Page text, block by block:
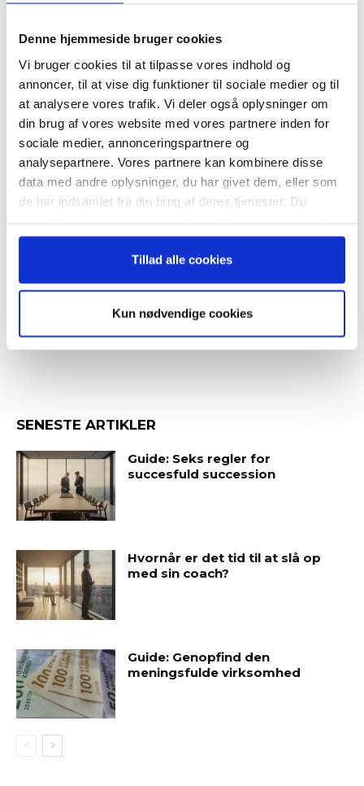
Denne hjemmeside bruger cookies
Vi bruger cookies til at tilpasse vores indhold og
annoncer, til at vise dig funktioner til sociale medier og til
at analysere vores trafik. Vi deler også oplysninger om
din brug af vores website med vores partnere inden for
sociale medier, annonceringspartnere og
analysepartnere. Vores partnere kan kombinere disse
data med andre oplysninger, du har givet dem, eller som
de har indsamlet fra din brug af deres tjenester. Du
anvende vores hjemmeside.
Tillad alle cookies
Kun nødvendige cookies
RELATEREDE ARTIKLER
Guide: Seks regler for
succesfuld succession
Hvornår er det tid til at slå op
SENESTE ARTIKLER
Guide: Seks regler for
succesfuld succession
Hvornår er det tid til at slå op
med sin coach?
Guide: Genopfind den
meningsfulde virksomhed
Tilmeld dig vores
nyhedsbrev
– og modtag Ole Borchs bog
“Succes i en dansk bestyrelse”
Bestyrelsesguidens ugentlige nyhedsbrev samt
Tilmeld